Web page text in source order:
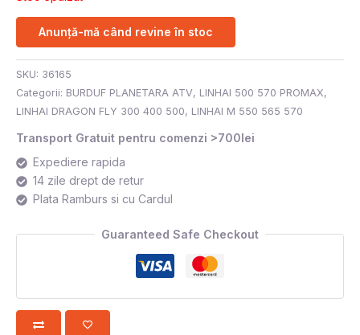
Anunță-mă când revine în stoc
SKU: 36165
Categorii: BURDUF PLANETARA ATV, LINHAI 500 570 PROMAX,
LINHAI DRAGON FLY 300 400 500, LINHAI M 550 565 570
Transport Gratuit pentru comenzi >700lei
Expediere rapida
14 zile drept de retur
Plata Ramburs si cu Cardul
Guaranteed Safe Checkout